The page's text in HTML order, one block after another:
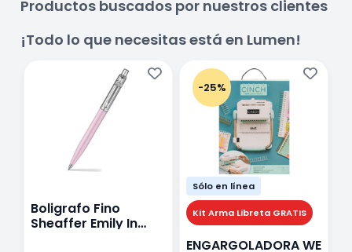
Productos buscados por nuestros clientes
¡Todo lo que necesitas está en Lumen!
Boligrafo Fino
Sheaffer Emily In
-25%
Sólo en línea
Kit Arma Libreta GRATIS
ENGARGOLADORA WE